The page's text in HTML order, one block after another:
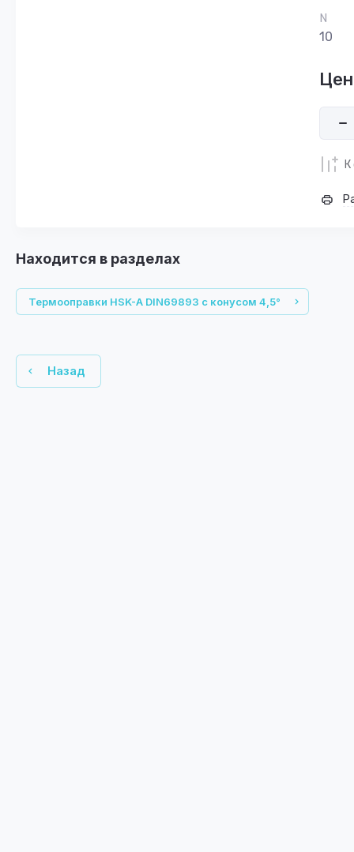
N
10
Находится в разделах
Термооправки HSK-A DIN69893 с конусом 4,5°
Назад